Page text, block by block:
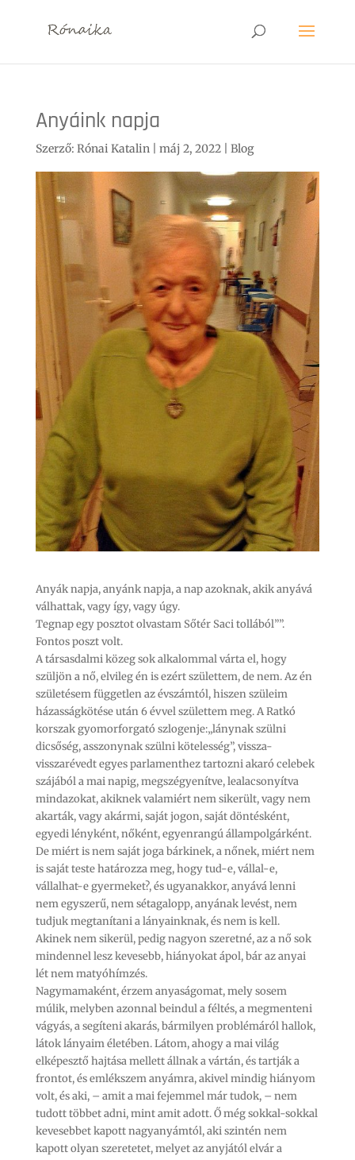
Anyáink napja
Szerző: Rónai Katalin| máj 2, 2022| Blog
Anyák napja, anyánk napja, a nap azoknak, akik anyává
válhattak, vagy így, vagy úgy.
Tegnap egy posztot olvastam Sőtér Saci tollából””.
Fontos poszt volt.
A társasdalmi közeg sok alkalommal várta el, hogy
szüljön a nő, elvileg én is ezért születtem, de nem. Az én
születésem független az évszámtól, hiszen szüleim
házasságkötése után 6 évvel születtem meg. A Ratkó
korszak gyomorforgató szlogenje:„lánynak szülni
dicsőség, asszonynak szülni kötelesség”, vissza-
visszarévedt egyes parlamenthez tartozni akaró celebek
szájából a mai napig, megszégyenítve, lealacsonyítva
mindazokat, akiknek valamiért nem sikerült, vagy nem
akarták, vagy akármi, saját jogon, saját döntésként,
egyedi lényként, nőként, egyenrangú állampolgárként.
De miért is nem saját joga bárkinek, a nőnek, miért nem
is saját teste határozza meg, hogy tud-e, vállal-e,
vállalhat-e gyermeket?, és ugyanakkor, anyává lenni
nem egyszerű, nem sétagalopp, anyának levést, nem
tudjuk megtanítani a lányainknak, és nem is kell.
Akinek nem sikerül, pedig nagyon szeretné, az a nő sok
mindennel lesz kevesebb, hiányokat ápol, bár az anyai
lét nem matyóhímzés.
Nagymamaként, érzem anyaságomat, mely sosem
múlik, melyben azonnal beindul a féltés, a megmenteni
vágyás, a segíteni akarás, bármilyen problémáról hallok,
látok lányaim életében. Látom, ahogy a mai világ
elképesztő hajtása mellett állnak a vártán, és tartják a
frontot, és emlékszem anyámra, akivel mindig hiányom
volt, és aki, – amit a mai fejemmel már tudok, – nem
tudott többet adni, mint amit adott. Ő még sokkal-sokkal
kevesebbet kapott nagyanyámtól, aki szintén nem
kapott olyan szeretetet, melyet az anyjától elvár a